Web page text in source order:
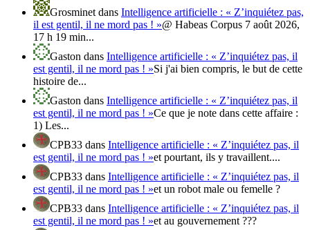
Grosminet dans Intelligence artificielle : « Z’inquiétez pas,
il est gentil, il ne mord pas ! »@ Habeas Corpus 7 août 2026,
17 h 19 min...
Gaston dans Intelligence artificielle : « Z’inquiétez pas, il
est gentil, il ne mord pas ! »Si j'ai bien compris, le but de cette
histoire de...
Gaston dans Intelligence artificielle : « Z’inquiétez pas, il
est gentil, il ne mord pas ! »Ce que je note dans cette affaire :
1) Les...
CPB33 dans Intelligence artificielle : « Z’inquiétez pas, il
est gentil, il ne mord pas ! »et pourtant, ils y travaillent....
CPB33 dans Intelligence artificielle : « Z’inquiétez pas, il
est gentil, il ne mord pas ! »et un robot male ou femelle ?
CPB33 dans Intelligence artificielle : « Z’inquiétez pas, il
est gentil, il ne mord pas ! »et au gouvernement ???